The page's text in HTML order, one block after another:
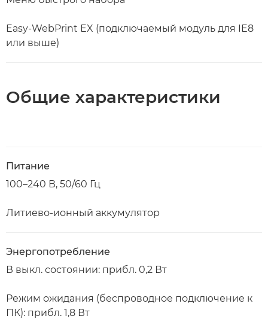
Easy-WebPrint EX (подключаемый модуль для IE8
или выше)
Общие характеристики
Питание
100–240 В, 50/60 Гц
Литиево-ионный аккумулятор
Энергопотребление
В выкл. состоянии: прибл. 0,2 Вт
Режим ожидания (беспроводное подключение к
ПК): прибл. 1,8 Вт